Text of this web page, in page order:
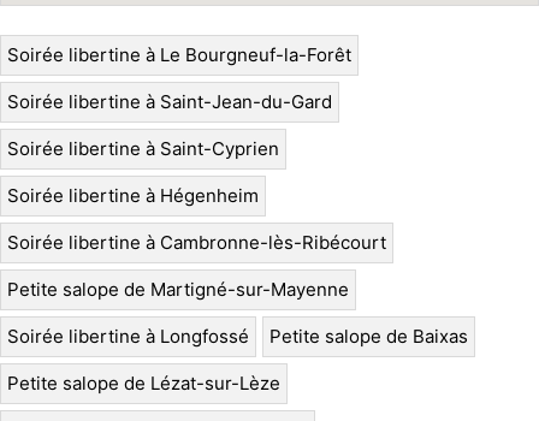
Soirée libertine à Le Bourgneuf-la-Forêt
Soirée libertine à Saint-Jean-du-Gard
Soirée libertine à Saint-Cyprien
Soirée libertine à Hégenheim
Soirée libertine à Cambronne-lès-Ribécourt
Petite salope de Martigné-sur-Mayenne
Soirée libertine à Longfossé Petite salope de Baixas
Petite salope de Lézat-sur-Lèze